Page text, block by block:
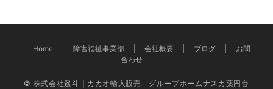
Home 障害福祉事業部 会社概要 ブログ
お問
合わせ
© 株式会社遥斗｜カカオ輸入販売 グループホームナスカ薬円台